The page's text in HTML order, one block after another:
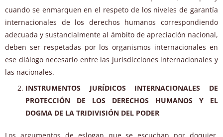
cuando se enmarquen en el respeto de los niveles de garantía
internacionales de los derechos humanos correspondiendo
adecuada y sustancialmente al ámbito de apreciación nacional,
deben ser respetadas por los organismos internacionales en
ese diálogo necesario entre las jurisdicciones internacionales y
las nacionales.
INSTRUMENTOS JURÍDICOS INTERNACIONALES DE
PROTECCIÓN DE LOS DERECHOS HUMANOS Y EL
DOGMA DE LA TRIDIVISIÓN DEL PODER